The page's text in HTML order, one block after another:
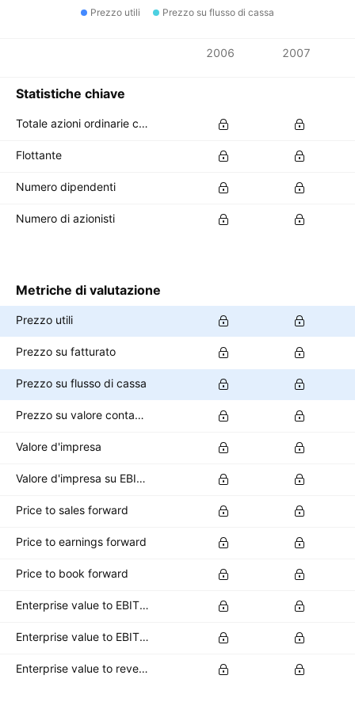
Prezzo utili
Prezzo su flusso di cassa
2006 2007
Statistiche chiave
Totale azioni ordinarie circolanti
Flottante
Numero dipendenti
Numero di azionisti
Metriche di valutazione
Prezzo utili
Prezzo su fatturato
Prezzo su flusso di cassa
Prezzo su valore contabile
Valore d'impresa
Valore d'impresa su EBITDA
Price to sales forward
Price to earnings forward
Price to book forward
Enterprise value to EBITDA forward
Enterprise value to EBIT forward
Enterprise value to revenue forward